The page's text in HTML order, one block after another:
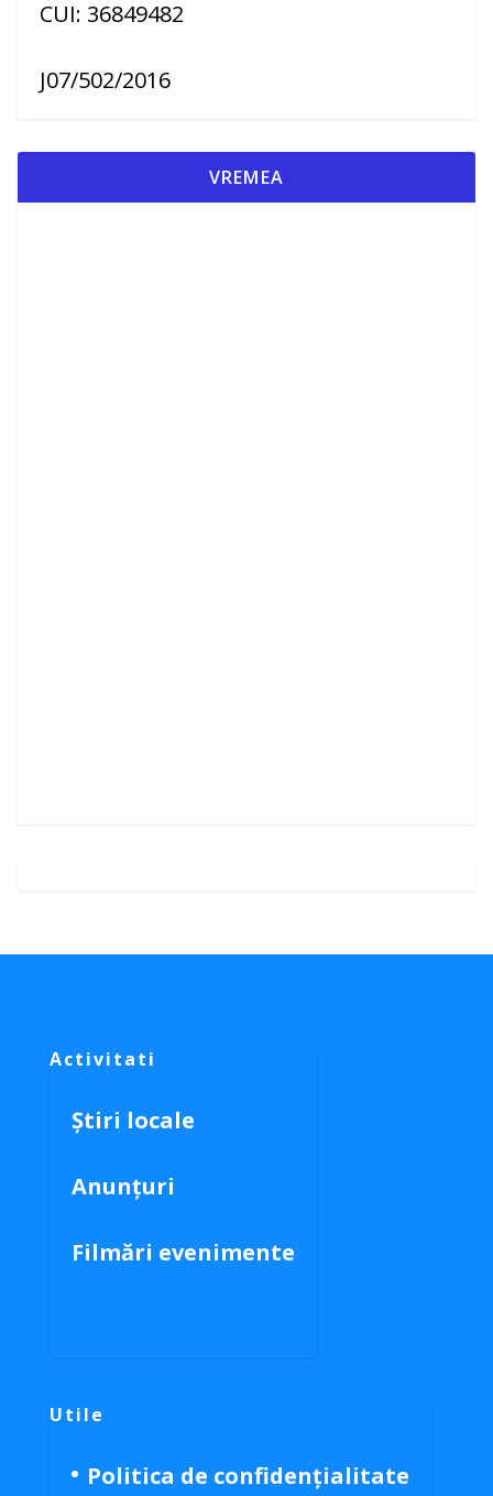
CUI: 36849482
J07/502/2016
VREMEA
Activitati
Știri locale
Anunțuri
Filmări evenimente
Utile
Politica de confidențialitate